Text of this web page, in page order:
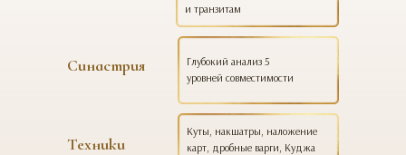
Глубокий анализ 5
уровней совместимости
Синастрия
Куты, накшатры, наложение
карт, дробные варги, Куджа
Техники
и транзитам